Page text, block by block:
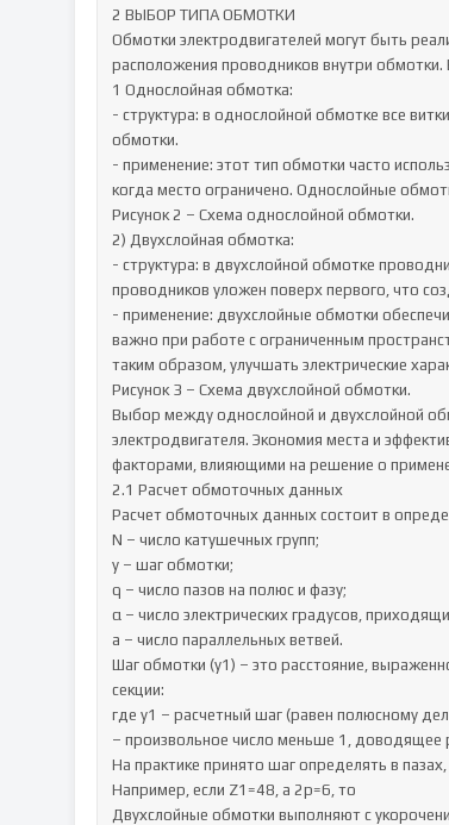
2 ВЫБОР ТИПА ОБМОТКИ
Обмотки электродвигателей могут быть
расположения проводников внутри обмотки.
1 Однослойная обмотка:
- структура: в однослойной обмотке все
обмотки.
- применение: этот тип обмотки часто
когда место ограничено. Однослойные
Рисунок 2 – Схема однослойной обмотки.
2) Двухслойная обмотка:
- структура: в двухслойной обмотке
проводников уложен поверх первого, что
- применение: двухслойные обмотки
важно при работе с ограниченным
таким образом, улучшать электрические
Рисунок 3 – Схема двухслойной обмотки.
Выбор между однослойной и двухслойной
электродвигателя. Экономия места и
факторами, влияющими на решение о
2.1 Расчет обмоточных данных
Расчет обмоточных данных состоит в
N – число катушечных групп;
y – шаг обмотки;
q – число пазов на полюс и фазу;
α – число электрических градусов,
а – число параллельных ветвей.
Шаг обмотки (у1) – это расстояние,
секции:
где y1 – расчетный шаг (равен полюсному
– произвольное число меньше 1, доводящее
На практике принято шаг определять в
Например, если Z1=48, а 2p=6, то
Двухслойные обмотки выполняют с